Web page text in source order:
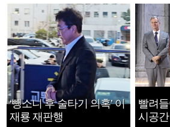
‘뺑소니 후 술타기 의혹’ 이
재룡 재판행
빨려
시공